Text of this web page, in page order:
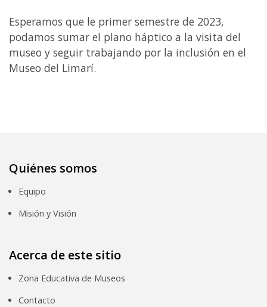
Esperamos que le primer semestre de 2023,
podamos sumar el plano háptico a la visita del
museo y seguir trabajando por la inclusión en el
Museo del Limarí.
Quiénes somos
Equipo
Misión y Visión
Acerca de este sitio
Zona Educativa de Museos
Contacto